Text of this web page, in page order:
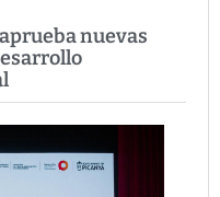
nuevas